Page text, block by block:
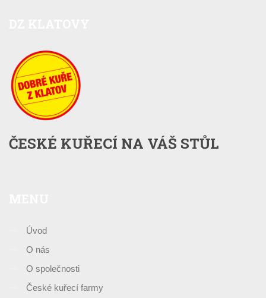
ČESKÉ KUŘECÍ NA VÁŠ STŮL
Úvod
O nás
O společnosti
České kuřecí farmy